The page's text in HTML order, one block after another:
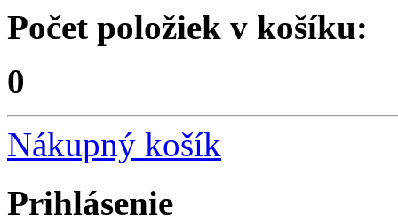
Počet položiek v košíku:
0
Nákupný košík
Prihlásenie